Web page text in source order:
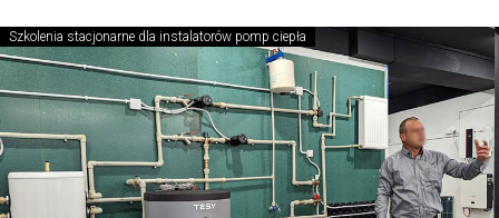
Szkolenia stacjonarne dla instalatorów pomp ciepła